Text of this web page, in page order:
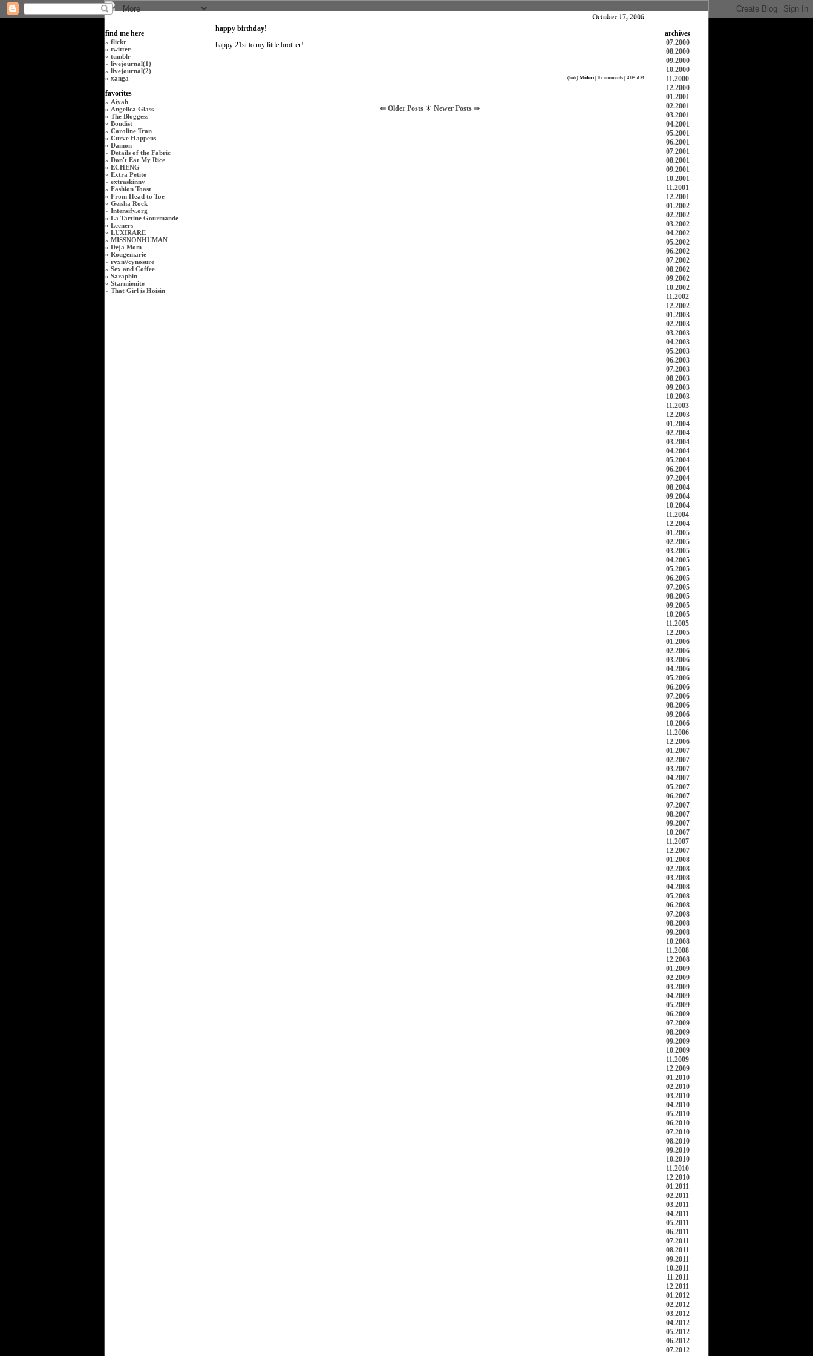
find me here
» flickr
» twitter
» tumblr
» livejournal(1)
» livejournal(2)
» xanga
favorites
» Aiyah
» Angelica Glass
» The Bloggess
» Boudist
» Caroline Tran
» Curve Happens
» Damon
» Details of the Fabric
» Don't Eat My Rice
» ECHENG
» Extra Petite
» extraskinny
» Fashion Toast
» From Head to Toe
» Geisha Rock
» Intensify.org
» La Tartine Gourmande
» Leeners
» LUXIRARE
» MISSNONHUMAN
» Deja Mom
» Rougemarie
» rvxn//cynosure
» Sex and Coffee
» Saraphin
» Starmienite
» That Girl is Hoisin
October 17, 2006
happy birthday!
happy 21st to my little brother!
(link) Midori| 0 comments| 4:08 AM
⇐ Older Posts ☀ Newer Posts ⇒
archives
07.2000
08.2000
09.2000
10.2000
11.2000
12.2000
01.2001
02.2001
03.2001
04.2001
05.2001
06.2001
07.2001
08.2001
09.2001
10.2001
11.2001
12.2001
01.2002
02.2002
03.2002
04.2002
05.2002
06.2002
07.2002
08.2002
09.2002
10.2002
11.2002
12.2002
01.2003
02.2003
03.2003
04.2003
05.2003
06.2003
07.2003
08.2003
09.2003
10.2003
11.2003
12.2003
01.2004
02.2004
03.2004
04.2004
05.2004
06.2004
07.2004
08.2004
09.2004
10.2004
11.2004
12.2004
01.2005
02.2005
03.2005
04.2005
05.2005
06.2005
07.2005
08.2005
09.2005
10.2005
11.2005
12.2005
01.2006
02.2006
03.2006
04.2006
05.2006
06.2006
07.2006
08.2006
09.2006
10.2006
11.2006
12.2006
01.2007
02.2007
03.2007
04.2007
05.2007
06.2007
07.2007
08.2007
09.2007
10.2007
11.2007
12.2007
01.2008
02.2008
03.2008
04.2008
05.2008
06.2008
07.2008
08.2008
09.2008
10.2008
11.2008
12.2008
01.2009
02.2009
03.2009
04.2009
05.2009
06.2009
07.2009
08.2009
09.2009
10.2009
11.2009
12.2009
01.2010
02.2010
03.2010
04.2010
05.2010
06.2010
07.2010
08.2010
09.2010
10.2010
11.2010
12.2010
01.2011
02.2011
03.2011
04.2011
05.2011
06.2011
07.2011
08.2011
09.2011
10.2011
11.2011
12.2011
01.2012
02.2012
03.2012
04.2012
05.2012
06.2012
07.2012